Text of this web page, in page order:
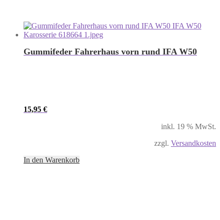
Gummifeder Fahrerhaus vorn rund IFA W50
15,95 €
inkl. 19 % MwSt.
zzgl. Versandkosten
In den Warenkorb